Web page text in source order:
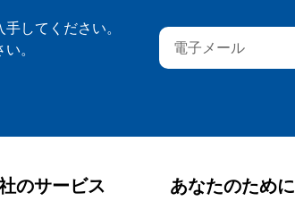
してください。
。
のサービス あなたのために